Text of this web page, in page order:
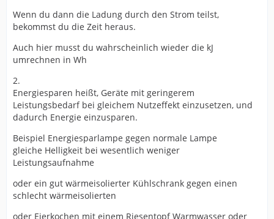
Wenn du dann die Ladung durch den Strom teilst,
bekommst du die Zeit heraus.
Auch hier musst du wahrscheinlich wieder die kJ
umrechnen in Wh
2.
Energiesparen heißt, Geräte mit geringerem
Leistungsbedarf bei gleichem Nutzeffekt einzusetzen, und
dadurch Energie einzusparen.
Beispiel Energiesparlampe gegen normale Lampe
gleiche Helligkeit bei wesentlich weniger
Leistungsaufnahme
oder ein gut wärmeisolierter Kühlschrank gegen einen
schlecht wärmeisolierten
oder Eierkochen mit einem Riesentopf Warmwasser oder